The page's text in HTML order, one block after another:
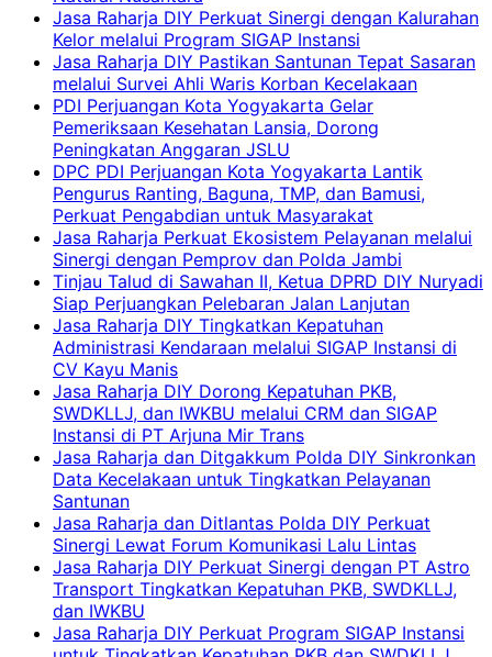
Jasa Raharja DIY Perkuat Sinergi dengan Kalurahan
Kelor melalui Program SIGAP Instansi
Jasa Raharja DIY Pastikan Santunan Tepat Sasaran
melalui Survei Ahli Waris Korban Kecelakaan
PDI Perjuangan Kota Yogyakarta Gelar
Pemeriksaan Kesehatan Lansia, Dorong
Peningkatan Anggaran JSLU
DPC PDI Perjuangan Kota Yogyakarta Lantik
Pengurus Ranting, Baguna, TMP, dan Bamusi,
Perkuat Pengabdian untuk Masyarakat
Jasa Raharja Perkuat Ekosistem Pelayanan melalui
Sinergi dengan Pemprov dan Polda Jambi
Tinjau Talud di Sawahan II, Ketua DPRD DIY Nuryadi
Siap Perjuangkan Pelebaran Jalan Lanjutan
Jasa Raharja DIY Tingkatkan Kepatuhan
Administrasi Kendaraan melalui SIGAP Instansi di
CV Kayu Manis
Jasa Raharja DIY Dorong Kepatuhan PKB,
SWDKLLJ, dan IWKBU melalui CRM dan SIGAP
Instansi di PT Arjuna Mir Trans
Jasa Raharja dan Ditgakkum Polda DIY Sinkronkan
Data Kecelakaan untuk Tingkatkan Pelayanan
Santunan
Jasa Raharja dan Ditlantas Polda DIY Perkuat
Sinergi Lewat Forum Komunikasi Lalu Lintas
Jasa Raharja DIY Perkuat Sinergi dengan PT Astro
Transport Tingkatkan Kepatuhan PKB, SWDKLLJ,
dan IWKBU
Jasa Raharja DIY Perkuat Program SIGAP Instansi